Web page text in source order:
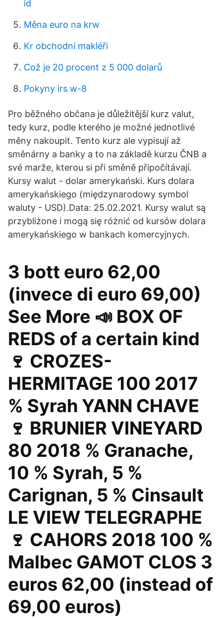
id
Měna euro na krw
Kr obchodní makléři
Což je 20 procent z 5 000 dolarů
Pokyny irs w-8
Pro běžného občana je důležitější kurz valut,
tedy kurz, podle kterého je možné jednotlivé
měny nakoupit. Tento kurz ale vypisují až
směnárny a banky a to na základě kurzu ČNB a
své marže, kterou si při směně připočítávají.
Kursy walut - dolar amerykański. Kurs dolara
amerykańskiego (międzynarodowy symbol
waluty - USD).Data: 25.02.2021. Kursy walut są
przybliżone i mogą się różnić od kursów dolara
amerykańskiego w bankach komercyjnych.
3 bott euro 62,00
(invece di euro 69,00)
See More 📣 BOX OF
REDS of a certain kind
🍷 CROZES-
HERMITAGE 100 2017
% Syrah YANN CHAVE
🍷 BRUNIER VINEYARD
80 2018 % Granache,
10 % Syrah, 5 %
Carignan, 5 % Cinsault
LE VIEW TELEGRAPHE
🍷 CAHORS 2018 100 %
Malbec GAMOT CLOS 3
euros 62,00 (instead of
69,00 euros)